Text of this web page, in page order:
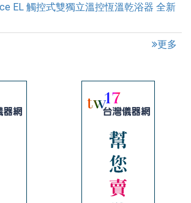
EL 觸控式雙獨立溫控恆溫乾浴器 全新
更多